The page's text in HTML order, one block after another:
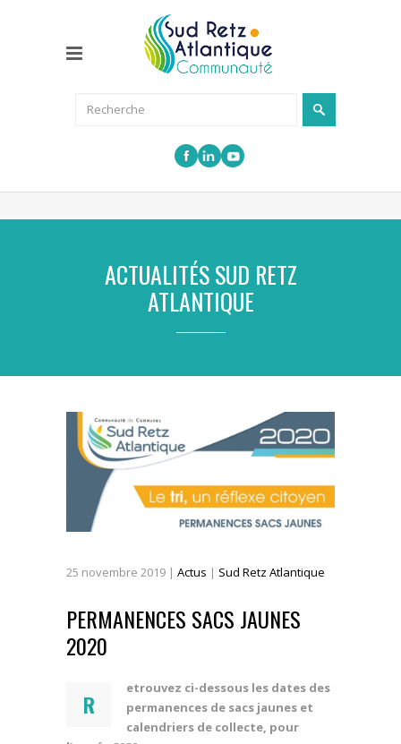
ACTUALITÉS SUD RETZ
ATLANTIQUE
25 novembre 2019 | Actus | Sud Retz Atlantique
PERMANENCES SACS JAUNES
2020
R
etrouvez ci-dessous les dates des
permanences de sacs jaunes et
calendriers de collecte, pour